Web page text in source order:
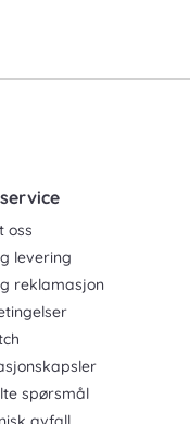
oss
levering
reklamasjon
spørsmål